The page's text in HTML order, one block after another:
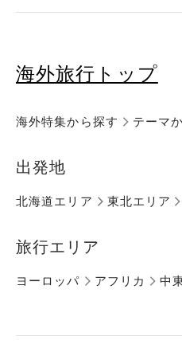
海外旅行トップ
海外特集から探す テーマ
出発地
北海道エリア 東北エリア
旅行エリア
ヨーロッパ アフリカ 中